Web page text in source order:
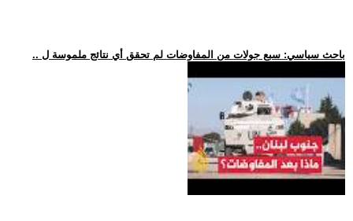
.. باحث سياسي: سبع جولات من المفاوضات لم تحقق أي نتائج ملموسة ل